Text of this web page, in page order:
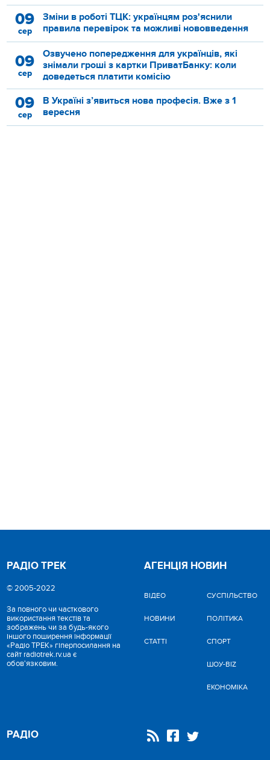
09
сер
Зміни в роботі ТЦК: українцям роз'яснили
правила перевірок та можливі нововведення
09
сер
Озвучено попередження для українців, які
знімали гроші з картки ПриватБанку: коли
доведеться платити комісію
09
сер
В Україні з’явиться нова професія. Вже з 1
вересня
РАДІО ТРЕК
© 2005-2022
За повного чи часткового
використання текстів та
зображень чи за будь-якого
іншого поширення інформації
«Радіо ТРЕК» гіперпосилання на
сайт radiotrek.rv.ua є
обов'язковим.
АГЕНЦІЯ НОВИН
ВІДЕО
НОВИНИ
СТАТТІ
CУСПІЛЬСТВО
ПОЛІТИКА
СПОРТ
ШОУ-BIZ
ЕКОНОМІКА
РАДІО